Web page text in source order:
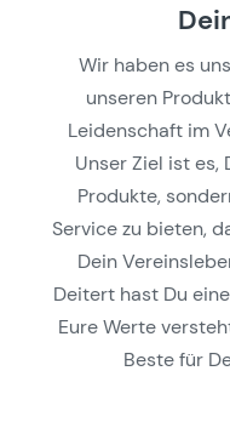
Wir haben es
unseren
Leidenschaft im
Unser Ziel ist
Produkte,
Service zu bieten,
Dein
Deitert hast Du
Eure Werte
Beste für